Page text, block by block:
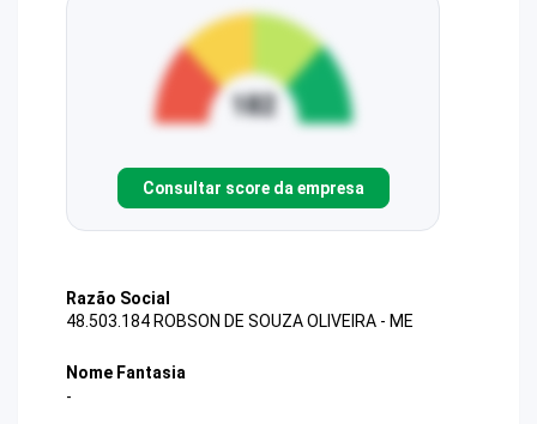
Consultar score da empresa
Razão Social
48.503.184 ROBSON DE SOUZA OLIVEIRA - ME
Nome Fantasia
-